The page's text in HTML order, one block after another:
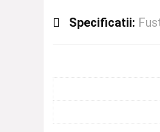
Specificatii: